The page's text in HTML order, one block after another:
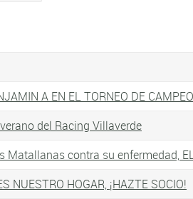
A EN EL TORNEO DE
del Racing Villaverde
Matallanas contra su enfermedad,
NUESTRO HOGAR, ¡HAZTE SOCIO!